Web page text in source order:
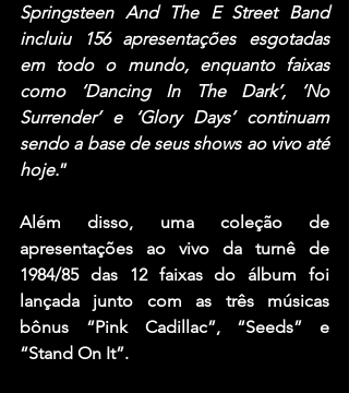
Springsteen And The E Street Band
incluiu 156 apresentações esgotadas
em todo o mundo, enquanto faixas
como ‘Dancing In The Dark’, ‘No
Surrender’ e ‘Glory Days’ continuam
sendo a base de seus shows ao vivo até
hoje.”
Além disso, uma coleção de
apresentações ao vivo da turnê de
1984/85 das 12 faixas do álbum foi
lançada junto com as três músicas
bônus “Pink Cadillac”, “Seeds” e
“Stand On It”.